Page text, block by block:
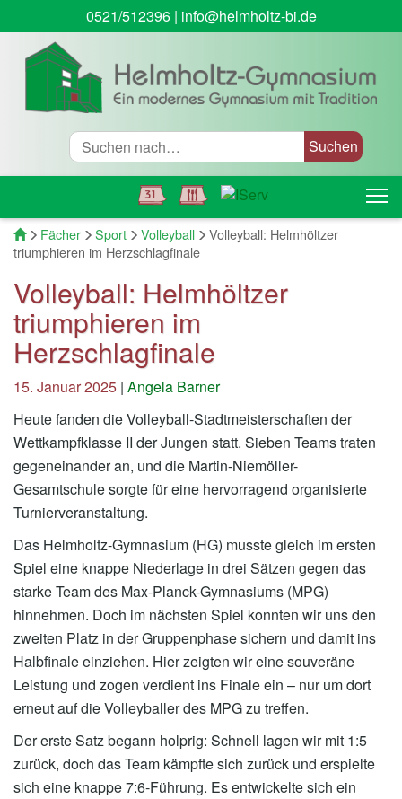
0521/512396| info@helmholtz-bi.de
Suche
Startseite
Fächer Sport Volleyball
Volleyball: Helmhöltzer
triumphieren im Herzschlagfinale
Volleyball: Helmhöltzer
triumphieren im
Herzschlagfinale
15. Januar 2025 | Angela Barner
Heute fanden die Volleyball-Stadtmeisterschaften der
Wettkampfklasse II der Jungen statt. Sieben Teams traten
gegeneinander an, und die Martin-Niemöller-
Gesamtschule sorgte für eine hervorragend organisierte
Turnierveranstaltung.
Das Helmholtz-Gymnasium (HG) musste gleich im ersten
Spiel eine knappe Niederlage in drei Sätzen gegen das
starke Team des Max-Planck-Gymnasiums (MPG)
hinnehmen. Doch im nächsten Spiel konnten wir uns den
zweiten Platz in der Gruppenphase sichern und damit ins
Halbfinale einziehen. Hier zeigten wir eine souveräne
Leistung und zogen verdient ins Finale ein – nur um dort
erneut auf die Volleyballer des MPG zu treffen.
Der erste Satz begann holprig: Schnell lagen wir mit 1:5
zurück, doch das Team kämpfte sich zurück und erspielte
sich eine knappe 7:6-Führung. Es entwickelte sich ein